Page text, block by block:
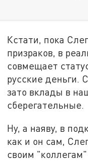
Кстати, пока
призраков, в
совмещает
русские деньги.
зато вклады в
сберегательные.
Ну, а наяву, в
как и он сам,
своим